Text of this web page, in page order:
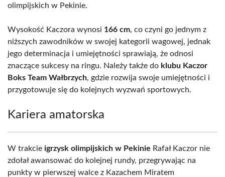
olimpijskich w Pekinie.
Wysokość Kaczora wynosi 166 cm, co czyni go jednym z
niższych zawodników w swojej kategorii wagowej, jednak
jego determinacja i umiejętności sprawiają, że odnosi
znaczące sukcesy na ringu. Należy także do klubu Kaczor
Boks Team Wałbrzych, gdzie rozwija swoje umiejętności i
przygotowuje się do kolejnych wyzwań sportowych.
Kariera amatorska
W trakcie igrzysk olimpijskich w Pekinie Rafał Kaczor nie
zdołał awansować do kolejnej rundy, przegrywając na
punkty w pierwszej walce z Kazachem Miratem